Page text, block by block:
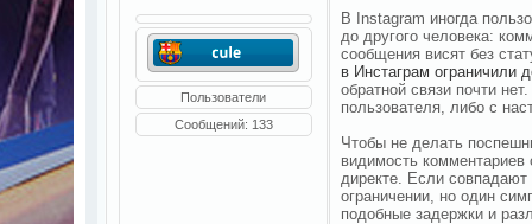
Пользователи
Сообщений: 133
В Instagram иногда
до другого человека:
сообщения висят без
в Инстаграм ограничили
обратной связи почти
пользователя, либо с
Чтобы не делать
видимость комментариев
директе. Если
ограничении, но один
подобные задержки и